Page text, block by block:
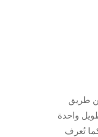
طريق
واحدة
تُعرف